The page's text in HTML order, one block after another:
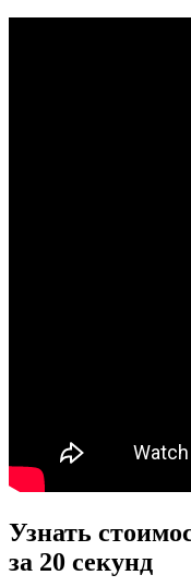
Узнать
за 20 секунд